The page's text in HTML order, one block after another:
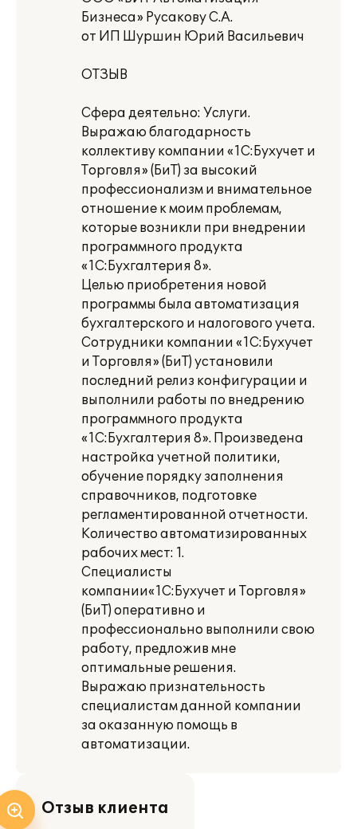
Бизнеса» Русакову С.А.
от ИП Шуршин Юрий Васильевич
ОТЗЫВ
Сфера деятельно: Услуги.
Выражаю благодарность
коллективу компании «1С:Бухучет и
Торговля» (БиТ) за высокий
профессионализм и внимательное
отношение к моим проблемам,
которые возникли при внедрении
программного продукта
«1С:Бухгалтерия 8».
Целью приобретения новой
программы была автоматизация
бухгалтерского и налогового учета.
Сотрудники компании «1С:Бухучет
и Торговля» (БиТ) установили
последний релиз конфигурации и
выполнили работы по внедрению
программного продукта
«1С:Бухгалтерия 8». Произведена
настройка учетной политики,
обучение порядку заполнения
справочников, подготовке
регламентированной отчетности.
Количество автоматизированных
рабочих мест: 1.
Специалисты
компании«1С:Бухучет и Торговля»
(БиТ) оперативно и
профессионально выполнили свою
работу, предложив мне
оптимальные решения.
Выражаю признательность
специалистам данной компании
за оказанную помощь в
автоматизации.
Отзыв клиента